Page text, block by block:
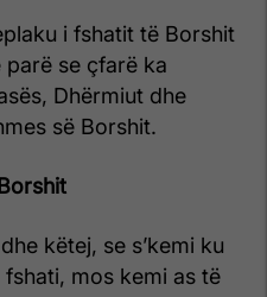
i fshatit të Borshit
se çfarë ka
Dhërmiut dhe
së Borshit.
këtej, se s’kemi ku
mos kemi as të